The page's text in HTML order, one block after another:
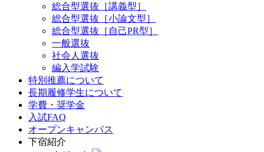
総合型選抜［講義型］
総合型選抜［小論文型］
総合型選抜［自己PR型］
一般選抜
社会人選抜
編入学試験
特別推薦について
長期履修学生について
学費・奨学金
入試FAQ
オープンキャンパス
下宿紹介